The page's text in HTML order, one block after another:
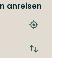
anreisen
finden
Abfahrts-